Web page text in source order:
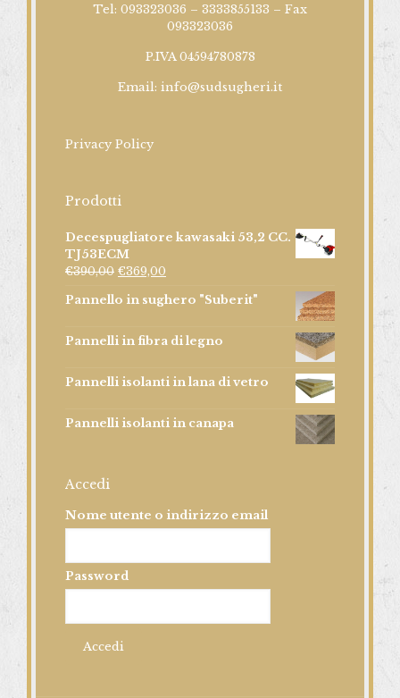
Tel: 093323036 – 3333855133 – Fax
093323036
P.IVA 04594780878
Email: info@sudsugheri.it
Privacy Policy
Prodotti
Decespugliatore kawasaki 53,2 CC.
TJ53ECM
€390,00 €369,00
Pannello in sughero "Suberit"
Pannelli in fibra di legno
Pannelli isolanti in lana di vetro
Pannelli isolanti in canapa
Accedi
Nome utente o indirizzo email
Password